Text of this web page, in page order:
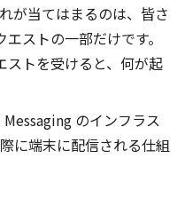
が当てはまるのは、皆さ
ストの一部だけです。
ストを受けると、何が起
のインフラス
に端末に配信される仕組